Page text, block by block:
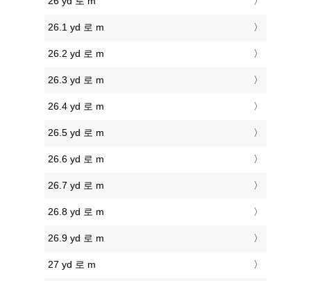
26.1 yd 로 m
26.2 yd 로 m
26.3 yd 로 m
26.4 yd 로 m
26.5 yd 로 m
26.6 yd 로 m
26.7 yd 로 m
26.8 yd 로 m
26.9 yd 로 m
27 yd 로 m